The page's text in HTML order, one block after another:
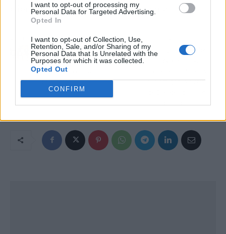
I want to opt-out of processing my
Personal Data for Targeted Advertising.
Opted In
I want to opt-out of Collection, Use,
Retention, Sale, and/or Sharing of my
Personal Data that Is Unrelated with the
Purposes for which it was collected.
Opted Out
CONFIRM
clientes, ofrece envíos a toda España.
Artículo anterior
Difusores Hamptons
ayuda a dejar huella en
la memoria olfativa de
los clientes
La imaginación de los
sus Amigas, el Cofre de
Garrido García